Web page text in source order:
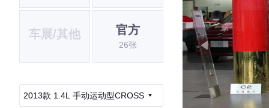
车展/其他 官方
26张
2013款 1.4L 手动运动型CROSS